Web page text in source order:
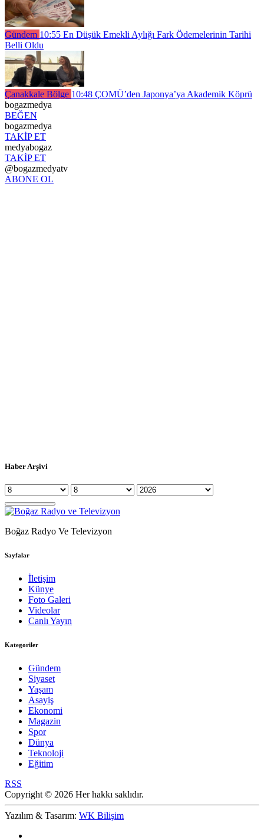
Gündem 10:55 En Düşük Emekli Aylığı Fark Ödemelerinin Tarihi
Belli Oldu
Çanakkale Bölge 10:48 ÇOMÜ’den Japonya’ya Akademik Köprü
bogazmedya
BEĞEN
bogazmedya
TAKİP ET
medyabogaz
TAKİP ET
@bogazmedyatv
ABONE OL
Haber Arşivi
Boğaz Radyo Ve Televizyon
Sayfalar
İletişim
Künye
Foto Galeri
Videolar
Canlı Yayın
Kategoriler
Gündem
Siyaset
Yaşam
Asayiş
Ekonomi
Magazin
Spor
Dünya
Teknoloji
Eğitim
RSS
Copyright © 2026 Her hakkı saklıdır.
Yazılım & Tasarım: WK Bilişim